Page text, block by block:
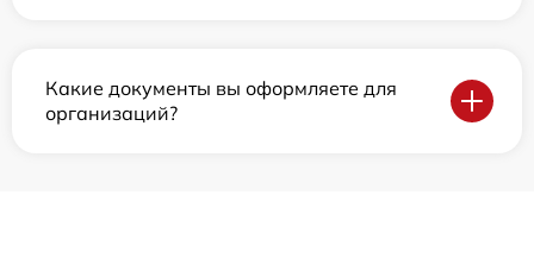
Какие документы вы оформляете для
организаций?